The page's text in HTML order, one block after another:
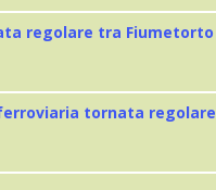
regolare tra
tornata